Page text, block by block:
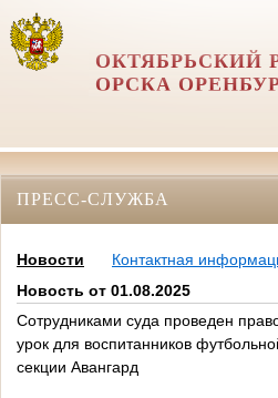
ОКТЯБРЬСКИЙ
ОРСКА
ПРЕСС-СЛУЖБА
Новости
Контактная
Новость от 01.08.2025
Сотрудниками суда проведен
урок для воспитанников
секции Авангард